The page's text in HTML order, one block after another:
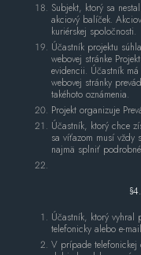
Subjekt, ktorý sa
akciový balíček.
kuriérskej spoločnosti.
Účastník projektu
webovej stránke
evidencii. Účastník
webovej stránky
takéhoto oznámenia.
Projekt organizuje
Účastník, ktorý chce
sa víťazom musí vždy
najmä splniť
Účastník, ktorý vyhral
telefonicky alebo e-
V prípade telefonickej